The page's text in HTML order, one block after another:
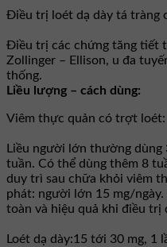
Điều trị loét dạ dày tá tràng
Điều trị các chứng tăng tiết
Zollinger – Ellison, u đa
thống.
Liều lượng – cách dùng:
Viêm thực quản có trợt loét:
Liều người lớn thường dùng
tuần. Có thể dùng thêm 8
duy trì sau chữa khỏi viêm
phát: người lớn 15 mg/
toàn và hiệu quả khi điều trị
Loét dạ dày:15 tới 30 mg, 1